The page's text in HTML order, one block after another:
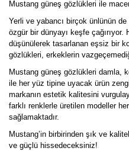
Mustang güneş gözlükleri ile
Yerli ve yabancı birçok ünlünün
özgür bir dünyayı keşfe çağırıyor.
düşünülerek tasarlanan eşsiz bir
gözlükleri, erkeklerin
Mustang güneş gözlükleri damla,
ile her yüz tipine uyacak ürün
markanın estetik kalitesini
farklı renklerle üretilen modeller
sağlamaktadır.
Mustang’in birbirinden şık ve
ve güçlü hissedeceksiniz!